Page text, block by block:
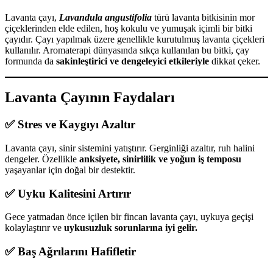
Lavanta çayı, Lavandula angustifolia türü lavanta bitkisinin mor
çiçeklerinden elde edilen, hoş kokulu ve yumuşak içimli bir bitki
çayıdır. Çayı yapılmak üzere genellikle kurutulmuş lavanta çiçekleri
kullanılır. Aromaterapi dünyasında sıkça kullanılan bu bitki, çay
formunda da sakinleştirici ve dengeleyici etkileriyle dikkat çeker.
Lavanta Çayının Faydaları
✅ Stres ve Kaygıyı Azaltır
Lavanta çayı, sinir sistemini yatıştırır. Gerginliği azaltır, ruh halini
dengeler. Özellikle anksiyete, sinirlilik ve yoğun iş temposu
yaşayanlar için doğal bir destektir.
✅ Uyku Kalitesini Artırır
Gece yatmadan önce içilen bir fincan lavanta çayı, uykuya geçişi
kolaylaştırır ve uykusuzluk sorunlarına iyi gelir.
✅ Baş Ağrılarını Hafifletir